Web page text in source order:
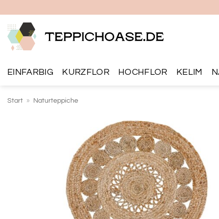
springen
EINFARBIG KURZFLOR HOCHFLOR KELIM
Start » Naturteppiche